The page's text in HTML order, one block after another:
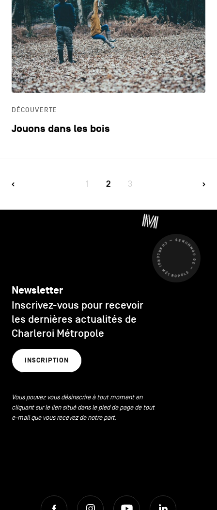
DÉCOUVERTE
Jouons dans les bois
1 2 3
CHARLEROI MÉTROPOLE — 30 COMMUNES —
Newsletter
Inscrivez-vous pour recevoir
les dernières actualités de
Charleroi Métropole
INSCRIPTION
Vous pouvez vous désinscrire à tout moment en
cliquant sur le lien situé dans le pied de page de tout
e-mail que vous recevez de notre part.
Facebook Instagram Youtube